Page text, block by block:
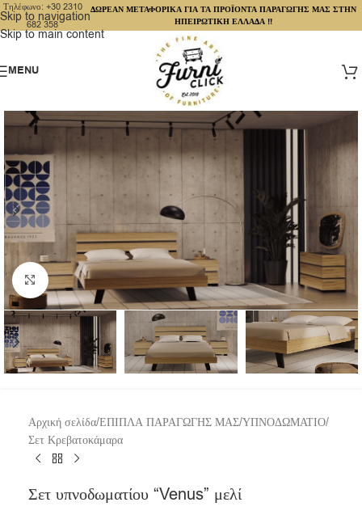
Skip to navigation
Skip to main content
Τηλέφωνο: +30 2310
682 358
ΔΩΡΕΑΝ ΜΕΤΑΦΟΡΙΚΑ ΓΙΑ ΤΑ ΠΡΟΪΟΝΤΑ ΠΑΡΑΓΩΓΗΣ ΜΑΣ ΣΤΗΝ
ΗΠΕΙΡΩΤΙΚΗ ΕΛΛΑΔΑ !!
MENU
Click to enlarge
Αρχική σελίδα/ΕΠΙΠΛΑ ΠΑΡΑΓΩΓΗΣ ΜΑΣ/ΥΠΝΟΔΩΜΑΤΙΟ/
Σετ Κρεβατοκάμαρα
Σετ υπνοδωματίου “Venus” μελί